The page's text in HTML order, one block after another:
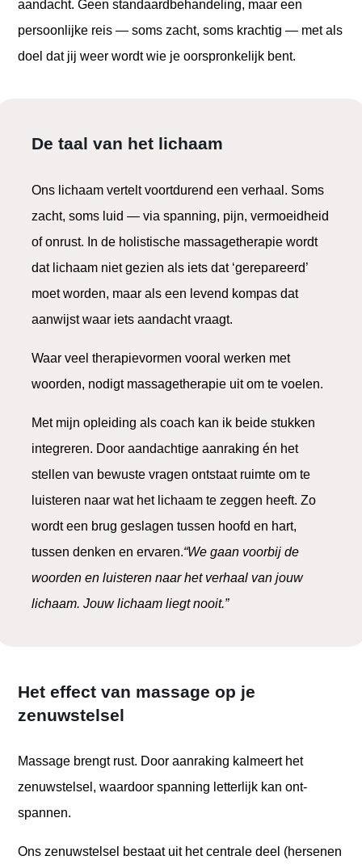
aandacht. Geen standaardbehandeling, maar een
persoonlijke reis — soms zacht, soms krachtig — met als
doel dat jij weer wordt wie je oorspronkelijk bent.
De taal van het lichaam
Ons lichaam vertelt voortdurend een verhaal. Soms
zacht, soms luid — via spanning, pijn, vermoeidheid
of onrust. In de holistische massagetherapie wordt
dat lichaam niet gezien als iets dat ‘gerepareerd’
moet worden, maar als een levend kompas dat
aanwijst waar iets aandacht vraagt.
Waar veel therapievormen vooral werken met
woorden, nodigt massagetherapie uit om te voelen.
Met mijn opleiding als coach kan ik beide stukken
integreren. Door aandachtige aanraking én het
stellen van bewuste vragen ontstaat ruimte om te
luisteren naar wat het lichaam te zeggen heeft. Zo
wordt een brug geslagen tussen hoofd en hart,
tussen denken en ervaren.“We gaan voorbij de
woorden en luisteren naar het verhaal van jouw
lichaam. Jouw lichaam liegt nooit.”
Het effect van massage op je
zenuwstelsel
Massage brengt rust. Door aanraking kalmeert het
zenuwstelsel, waardoor spanning letterlijk kan ont-
spannen.
Ons zenuwstelsel bestaat uit het centrale deel (hersenen